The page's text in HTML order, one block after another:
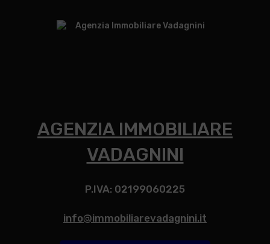
AGENZIA IMMOBILIARE
VADAGNINI
P.IVA: 02199060225
info@immobiliarevadagnini.it